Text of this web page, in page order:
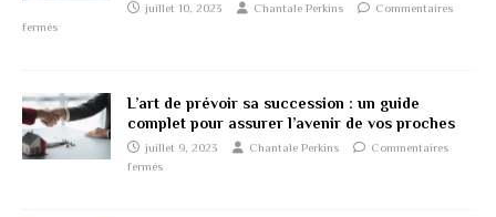
juillet 10, 2023 Chantale Perkins
Commentaires
fermés
L’art de prévoir sa succession : un guide
complet pour assurer l’avenir de vos proches
juillet 9, 2023 Chantale Perkins
Commentaires
fermés